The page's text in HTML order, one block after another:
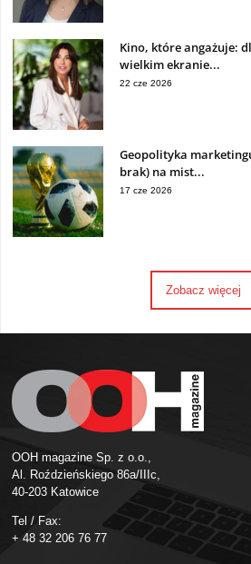
Kino, które angażuje:
wielkim ekranie...
22 cze 2026
Geopolityka
brak) na mist...
17 cze 2026
Zobacz więcej
OOH magazine Sp. z o.o.,
Al. Roździeńskiego 86a/IIIc,
40-203 Katowice
Tel / Fax:
+ 48 32 206 76 77